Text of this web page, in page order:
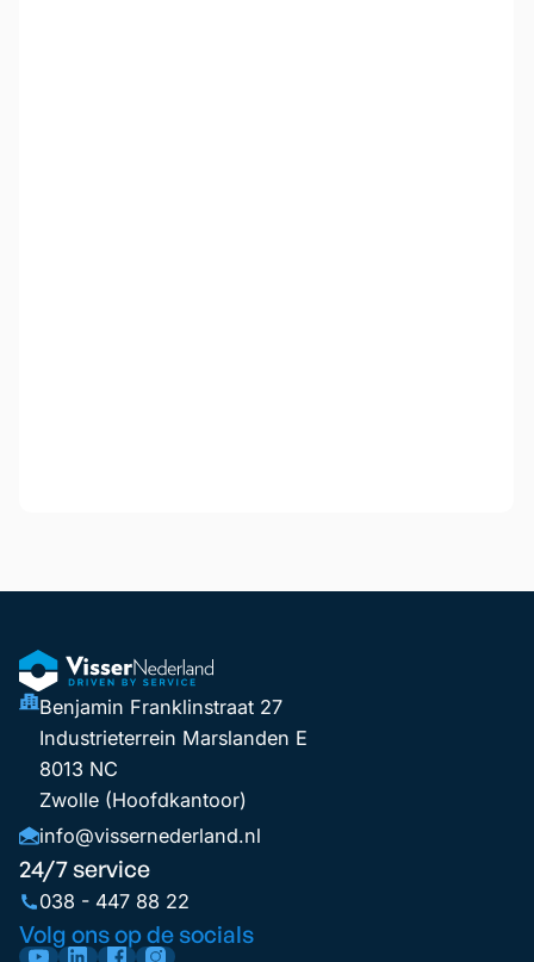
Benjamin Franklinstraat 27
Industrieterrein Marslanden E
8013 NC
Zwolle (Hoofdkantoor)
info@vissernederland.nl
24/7 service
038 - 447 88 22
Volg ons op de socials